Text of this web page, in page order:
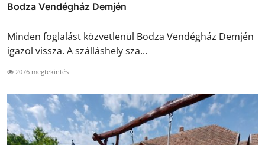
Bodza Vendégház Demjén
Minden foglalást közvetlenül Bodza Vendégház Demjén
igazol vissza. A szálláshely sza...
2076 megtekintés